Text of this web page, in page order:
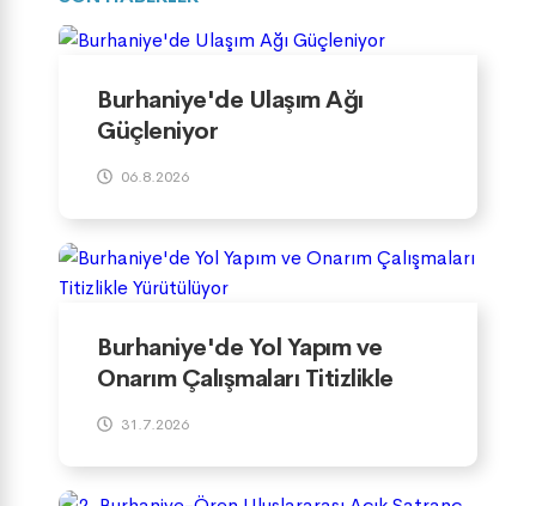
Burhaniye'de Ulaşım Ağı
Güçleniyor
06.8.2026
Burhaniye'de Yol Yapım ve
Onarım Çalışmaları Titizlikle
Yürütülüyor
31.7.2026